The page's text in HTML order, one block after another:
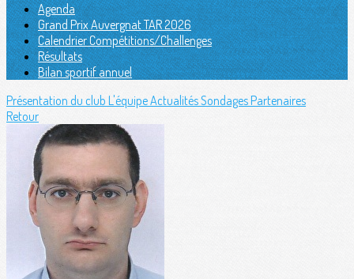
Agenda
Grand Prix Auvergnat TAR 2026
Calendrier Compétitions/Challenges
Résultats
Bilan sportif annuel
Présentation du club L'équipeActualitésSondagesPartenaires
Retour